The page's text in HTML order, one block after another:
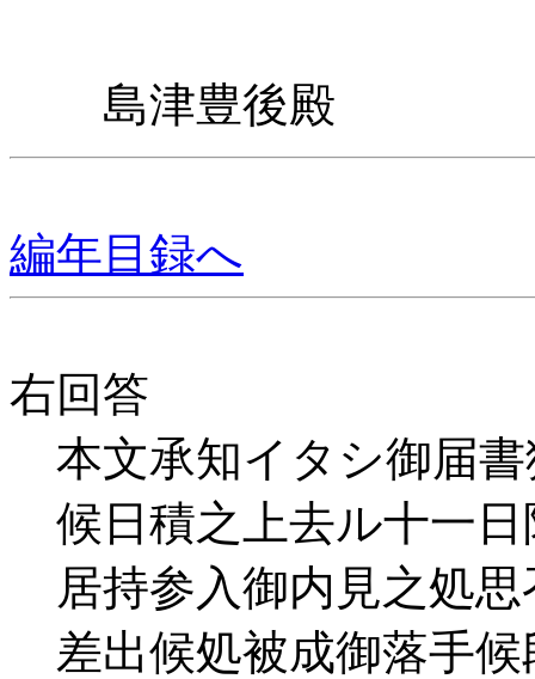
島津豊後殿
編年目録へ
右回答
本文承知イタシ御届書
候日積之上去ル十一日
居持参入御内見之処思
差出候処被成御落手候